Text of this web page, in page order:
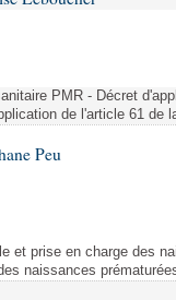
PMR - Décret
de l'article 61 de
Peu
et prise en charge des
naissances